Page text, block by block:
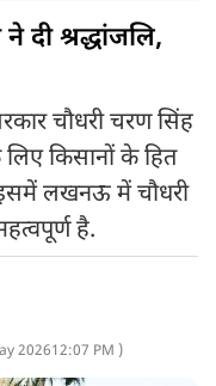
दी श्रद्धांजलि,
चौधरी चरण सिंह
किसानों के हित
लखनऊ में चौधरी
है.
202612:07 PM )